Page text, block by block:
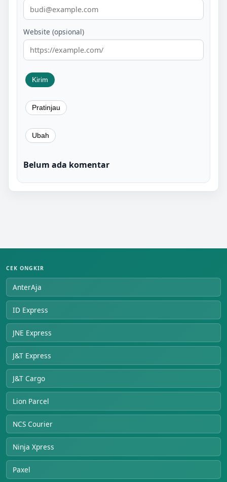
Website (opsional)
Belum ada komentar
CEK ONGKIR
AnterAja
ID Express
JNE Express
J&T Express
J&T Cargo
Lion Parcel
NCS Courier
Ninja Xpress
Paxel